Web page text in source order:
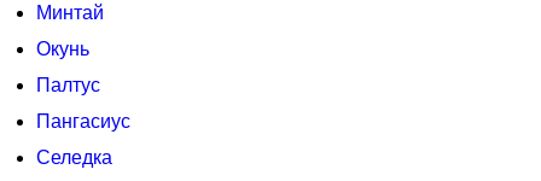
Минтай
Окунь
Палтус
Пангасиус
Селедка